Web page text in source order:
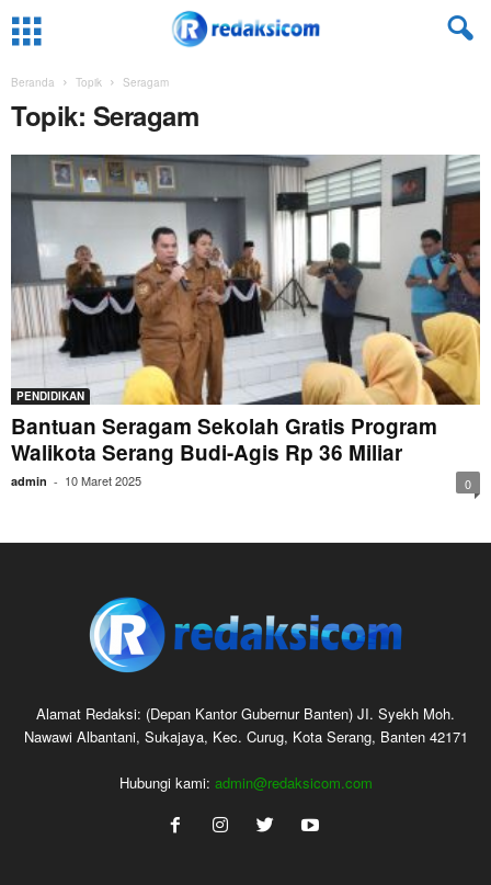
Beranda Topik Seragam
Topik: Seragam
PENDIDIKAN
Bantuan Seragam Sekolah Gratis Program
Walikota Serang Budi-Agis Rp 36 Miliar
admin - 10 Maret 2025 0
Alamat Redaksi: (Depan Kantor Gubernur Banten) JI. Syekh Moh.
Nawawi Albantani, Sukajaya, Kec. Curug, Kota Serang, Banten 42171
Hubungi kami: admin@redaksicom.com